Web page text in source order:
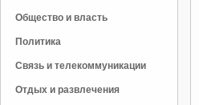
Общество и власть
Политика
Связь и телекоммуникации
Отдых и развлечения